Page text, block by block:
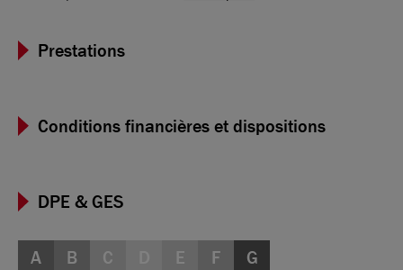
Prestations
Conditions financières et dispositions
DPE & GES
A B C E F G